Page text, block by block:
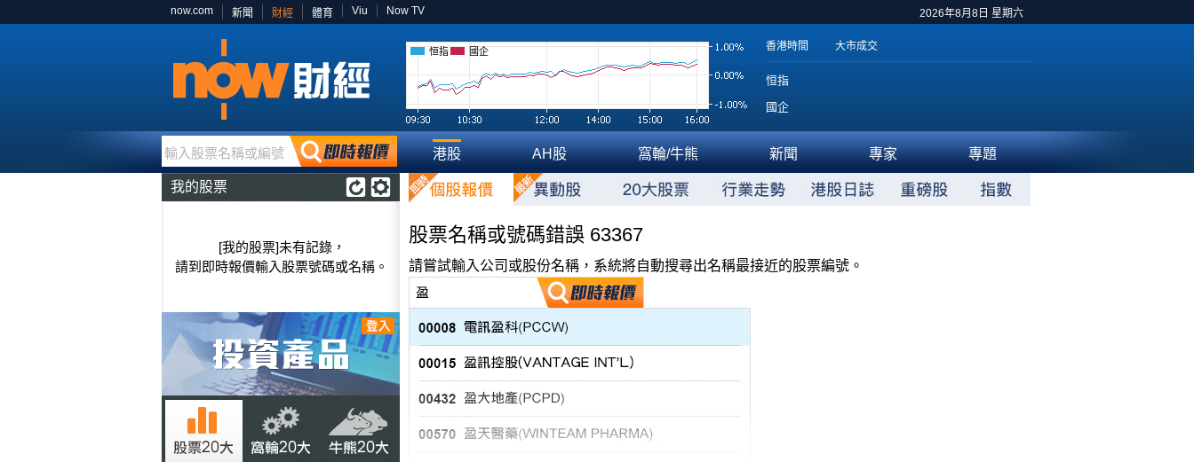
2026年8月8日 星期六
now.com 新聞 財經 體育 Viu Now TV
恒指 國企 香港時間 大市成交
恒指
國企
輸入股票名稱或編號 港股 AH股 窩輪/牛熊 新聞 專家 專題
我的股票
[我的股票]未有記錄，
請到即時報價輸入股票號碼或名稱。
股票名稱或號碼錯誤 63367
請嘗試輸入公司或股份名稱，系統將自動搜尋出名稱最接近的股票編號。